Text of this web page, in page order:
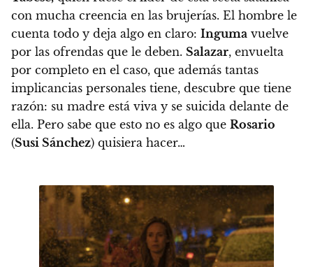
con mucha creencia en las brujerías. El hombre le
cuenta todo y deja algo en claro: Inguma vuelve
por las ofrendas que le deben. Salazar, envuelta
por completo en el caso, que además tantas
implicancias personales tiene, descubre que tiene
razón: su madre está viva y se suicida delante de
ella. Pero sabe que esto no es algo que Rosario
(Susi Sánchez) quisiera hacer…